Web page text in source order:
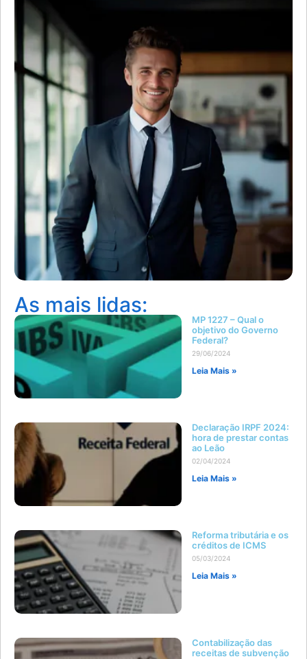
As mais lidas:
MP 1227 – Qual o
objetivo do Governo
Federal?
29/06/2024
Leia Mais »
Declaração IRPF 2024:
hora de prestar contas
ao Leão
02/04/2024
Leia Mais »
Reforma tributária e os
créditos de ICMS
05/03/2024
Leia Mais »
Contabilização das
receitas de subvenção